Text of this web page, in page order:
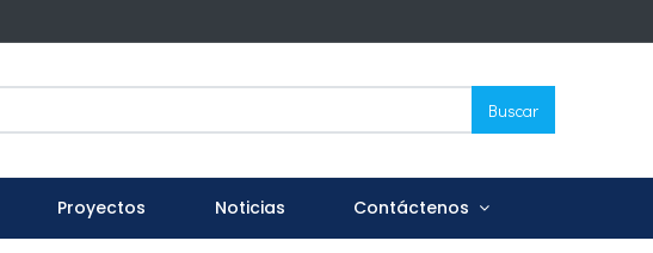
Buscar
Proyectos Noticias Contáctenos